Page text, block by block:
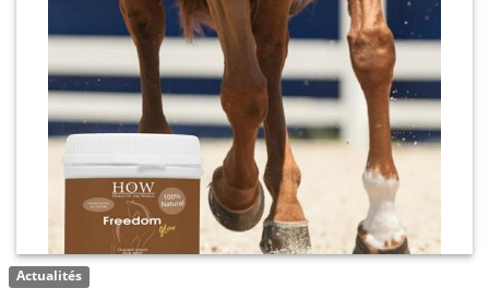
Actualités